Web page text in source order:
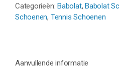
Categorieën:Babolat,Babolat
Schoenen, Tennis Schoenen
Aanvullende informatie